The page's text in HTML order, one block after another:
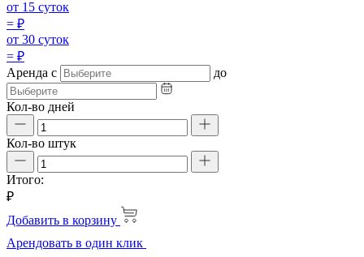
от 15 суток
= ₽
от 30 суток
= ₽
Аренда с до
Кол-во дней
Кол-во штук
Итого:
₽
Добавить в корзину
Арендовать в один клик